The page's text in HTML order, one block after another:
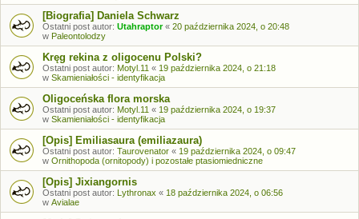
[Biografia] Daniela Schwarz
Ostatni post autor: Utahraptor« 20 października 2024, o 20:48
w Paleontolodzy
Kręg rekina z oligocenu Polski?
Ostatni post autor: Motyl.11 « 19 października 2024, o 21:18
w Skamieniałości - identyfikacja
Oligoceńska flora morska
Ostatni post autor: Motyl.11 « 19 października 2024, o 19:37
w Skamieniałości - identyfikacja
[Opis] Emiliasaura (emiliazaura)
Ostatni post autor: Taurovenator « 19 października 2024, o 09:47
w Ornithopoda (ornitopody) i pozostałe ptasiomiedniczne
[Opis] Jixiangornis
Ostatni post autor: Lythronax « 18 października 2024, o 06:56
w Avialae